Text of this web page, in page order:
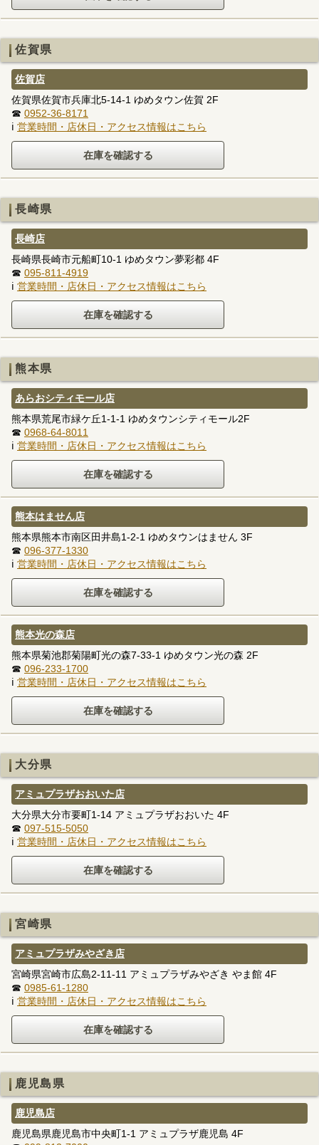
佐賀県
佐賀店
佐賀県佐賀市兵庫北5-14-1 ゆめタウン佐賀 2F
☎ 0952-36-8171
ℹ 営業時間・店休日・アクセス情報はこちら
長崎県
長崎店
長崎県長崎市元船町10-1 ゆめタウン夢彩都 4F
☎ 095-811-4919
ℹ 営業時間・店休日・アクセス情報はこちら
熊本県
あらおシティモール店
熊本県荒尾市緑ケ丘1-1-1 ゆめタウンシティモール2F
☎ 0968-64-8011
ℹ 営業時間・店休日・アクセス情報はこちら
熊本はません店
熊本県熊本市南区田井島1-2-1 ゆめタウンはません 3F
☎ 096-377-1330
ℹ 営業時間・店休日・アクセス情報はこちら
熊本光の森店
熊本県菊池郡菊陽町光の森7-33-1 ゆめタウン光の森 2F
☎ 096-233-1700
ℹ 営業時間・店休日・アクセス情報はこちら
大分県
アミュプラザおおいた店
大分県大分市要町1-14 アミュプラザおおいた 4F
☎ 097-515-5050
ℹ 営業時間・店休日・アクセス情報はこちら
宮崎県
アミュプラザみやざき店
宮崎県宮崎市広島2-11-11 アミュプラザみやざき やま館 4F
☎ 0985-61-1280
ℹ 営業時間・店休日・アクセス情報はこちら
鹿児島県
鹿児島店
鹿児島県鹿児島市中央町1-1 アミュプラザ鹿児島 4F